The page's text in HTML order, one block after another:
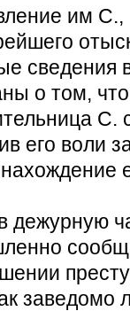
им
сведения
о том,
С.
его воли
дежурную
заведомо